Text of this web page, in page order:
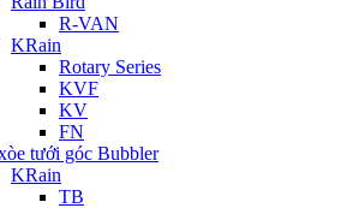
R-VAN
KRain
Rotary Series
KVF
KV
FN
tưới góc Bubbler
KRain
TB